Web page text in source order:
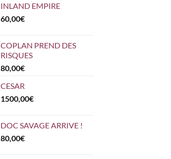
INLAND EMPIRE
60,00€
COPLAN PREND DES
RISQUES
80,00€
CESAR
1500,00€
DOC SAVAGE ARRIVE !
80,00€